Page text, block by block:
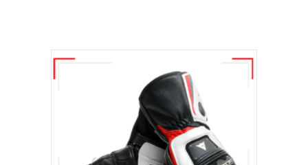
SELECT OPTIONS